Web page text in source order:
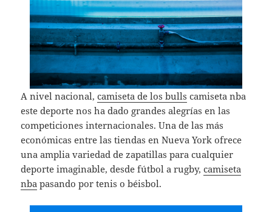
A nivel nacional,camiseta de los bulls camiseta nba
este deporte nos ha dado grandes alegrías en las
competiciones internacionales. Una de las más
económicas entre las tiendas en Nueva York ofrece
una amplia variedad de zapatillas para cualquier
deporte imaginable, desde fútbol a rugby,camiseta
nba pasando por tenis o béisbol.